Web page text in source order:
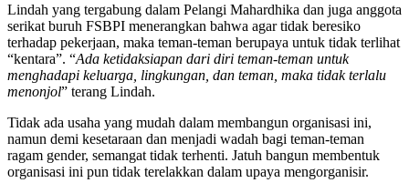
Lindah yang tergabung dalam Pelangi Mahardhika dan juga anggota
serikat buruh FSBPI menerangkan bahwa agar tidak beresiko
terhadap pekerjaan, maka teman-teman berupaya untuk tidak terlihat
“kentara”. “Ada ketidaksiapan dari diri teman-teman untuk
menghadapi keluarga, lingkungan, dan teman, maka tidak terlalu
menonjol” terang Lindah.
Tidak ada usaha yang mudah dalam membangun organisasi ini,
namun demi kesetaraan dan menjadi wadah bagi teman-teman
ragam gender, semangat tidak terhenti. Jatuh bangun membentuk
organisasi ini pun tidak terelakkan dalam upaya mengorganisir.